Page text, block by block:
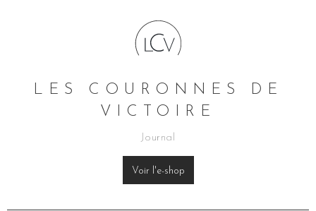
LES COURONNES DE
VICTOIRE
Journal
Voir l'e-shop